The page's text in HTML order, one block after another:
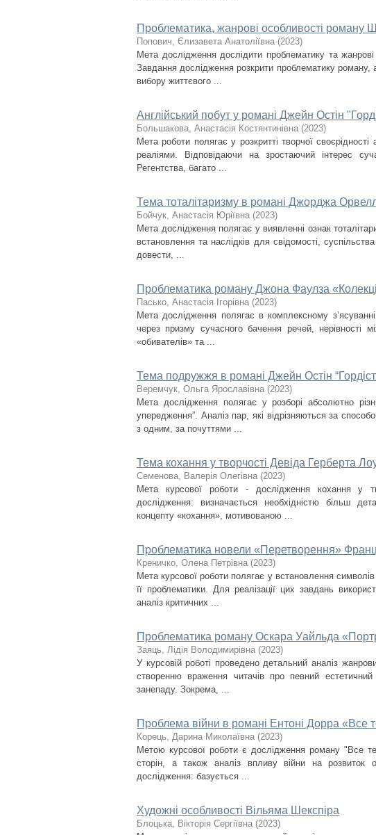
Проблематика, жанрові особливості
Попович, Єлизавета Анатоліївна (2023)
Мета дослідження дослідити проблематику та
Завдання дослідження розкрити проблематику
вибору життєвого ...
Англійський побут у романі Джейн Остін
Большакова, Анастасія Костянтинівна (2023)
Мета роботи полягає у розкритті творчої
реаліями. Відповідаючи на зростаючий інтерес
Регентства, багато ...
Тема тоталітаризму в романі Джорджа
Бойчук, Анастасія Юріївна (2023)
Мета дослідження полягає у виявленні ознак
встановлення та наслідків для свідомості,
довести, ...
Проблематика роману Джона Фаулза
Пасько, Анастасія Ігорівна (2023)
Мета дослідження полягає в комплексному
через призму сучасного бачення речей, нерівності
«обивателів» та ...
Тема подружжя в романі Джейн Остін
Веремчук, Ольга Ярославівна (2023)
Мета дослідження полягає у розборі абсолютно
упередження”. Аналіз пар, які відрізняються за
з одним, за почуттями ...
Тема кохання у творчості Девіда Герберта
Семенова, Валерія Олегівна (2023)
Мета курсової роботи - дослідження кохання у
дослідження: визначається необхідністю більш
концепту «кохання», мотивованою ...
Проблематика новели «Перетворення»
Креничко, Олена Петрівна (2023)
Мета курсової роботи полягає у встановлення
її проблематики. Для реалізації цих завдань
аналіз критичних ...
Проблематика роману Оскара Уайльда
Заяць, Лідія Володимирівна (2023)
У курсовій роботі проведено детальний аналіз
створенню враження читачів про певний
занепаду. Зокрема, ...
Проблема війни в романі Ентоні Дорра «Все
Корець, Дарина Миколаївна (2023)
Метою курсової роботи є дослідження роману "Все
сторін, а також аналіз впливу війни на розвиток
дослідження: базується ...
Художні особливості Вільяма Шекспіра
Блоцька, Вікторія Сергіївна (2023)